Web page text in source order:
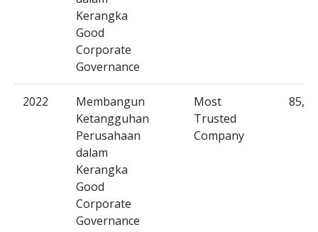
Kerangka
Good
Corporate
Governance
2022
Membangun
Ketangguhan
Perusahaan
dalam
Kerangka
Good
Corporate
Governance
Most
Trusted
Company
85,25